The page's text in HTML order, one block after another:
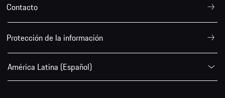
Contacto
Protección de la información
América Latina (Español)